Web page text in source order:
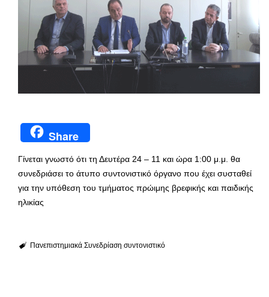
Share
Γίνεται γνωστό ότι τη Δευτέρα 24 – 11 και ώρα 1:00 μ.μ. θα
συνεδριάσει το άτυπο συντονιστικό όργανο που έχει συσταθεί
για την υπόθεση του τμήματος πρώιμης βρεφικής και παιδικής
ηλικίας
Πανεπιστημιακά Συνεδρίαση συντονιστικό